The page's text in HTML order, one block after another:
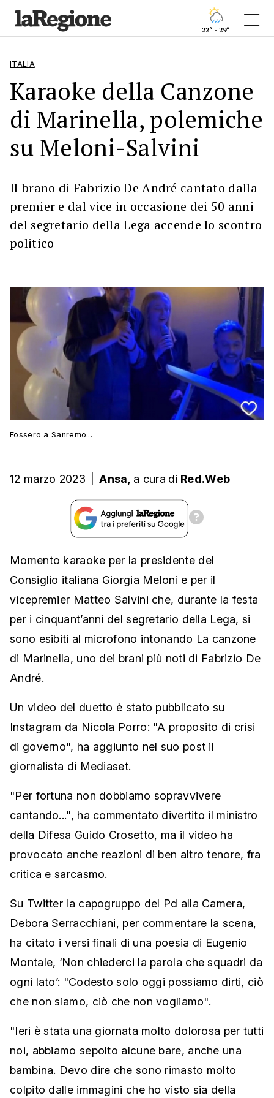
22° - 29°
ITALIA
Karaoke della Canzone
di Marinella, polemiche
su Meloni-Salvini
Il brano di Fabrizio De André cantato dalla
premier e dal vice in occasione dei 50 anni
del segretario della Lega accende lo scontro
politico
Fossero a Sanremo...
12 marzo 2023 Ansa, a cura di Red.Web
Momento karaoke per la presidente del
Consiglio italiana Giorgia Meloni e per il
vicepremier Matteo Salvini che, durante la festa
per i cinquant’anni del segretario della Lega, si
sono esibiti al microfono intonando La canzone
di Marinella, uno dei brani più noti di Fabrizio De
André.
Un video del duetto è stato pubblicato su
Instagram da Nicola Porro: "A proposito di crisi
di governo", ha aggiunto nel suo post il
giornalista di Mediaset.
"Per fortuna non dobbiamo sopravvivere
cantando...", ha commentato divertito il ministro
della Difesa Guido Crosetto, ma il video ha
provocato anche reazioni di ben altro tenore, fra
critica e sarcasmo.
Su Twitter la capogruppo del Pd alla Camera,
Debora Serracchiani, per commentare la scena,
ha citato i versi finali di una poesia di Eugenio
Montale, ‘Non chiederci la parola che squadri da
ogni lato’: "Codesto solo oggi possiamo dirti, ciò
che non siamo, ciò che non vogliamo".
"Ieri è stata una giornata molto dolorosa per tutti
noi, abbiamo sepolto alcune bare, anche una
bambina. Devo dire che sono rimasto molto
colpito dalle immagini che ho visto sia della